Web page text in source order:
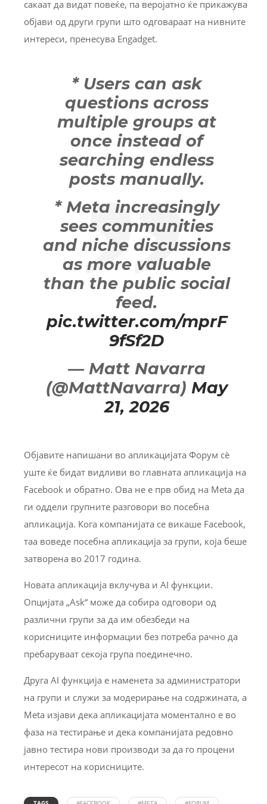
сакаат да видат повеќе, па веројатно ќе прикажува
објави од други групи што одговараат на нивните
интереси, пренесува Engadget.
* Users can ask
questions across
multiple groups at
once instead of
searching endless
posts manually.
* Meta increasingly
sees communities
and niche discussions
as more valuable
than the public social
feed.
pic.twitter.com/mprF
9fSf2D
— Matt Navarra
(@MattNavarra) May
21, 2026
Објавите напишани во апликацијата Форум сè
уште ќе бидат видливи во главната апликација на
Facebook и обратно. Ова не е прв обид на Meta да
ги оддели групните разговори во посебна
апликација. Кога компанијата се викаше Facebook,
таа воведе посебна апликација за групи, која беше
затворена во 2017 година.
Новата апликација вклучува и AI функции.
Опцијата „Ask“ може да собира одговори од
различни групи за да им обезбеди на
корисниците информации без потреба рачно да
пребаруваат секоја група поединечно.
Друга AI функција е наменета за администратори
на групи и служи за модерирање на содржината, а
Meta изјави дека апликацијата моментално е во
фаза на тестирање и дека компанијата редовно
јавно тестира нови производи за да го процени
интересот на корисниците.